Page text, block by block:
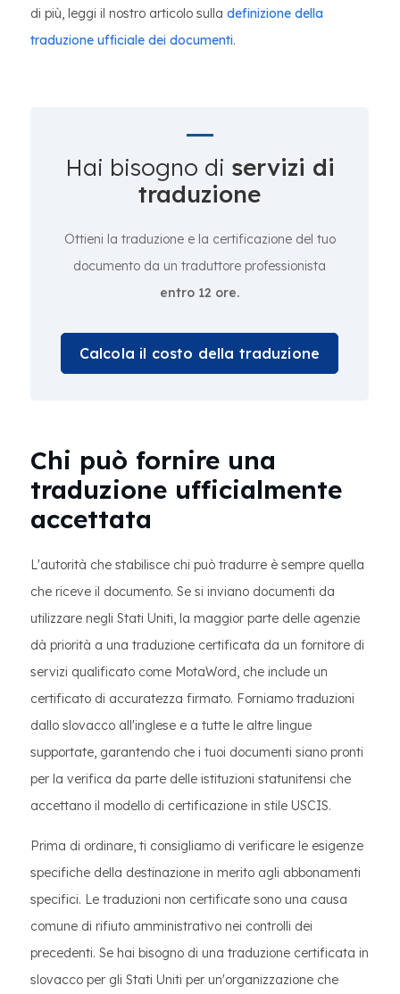
di più, leggi il nostro articolo sulla definizione della
traduzione ufficiale dei documenti.
Hai bisogno di servizi di
traduzione
Ottieni la traduzione e la certificazione del tuo
documento da un traduttore professionista
entro 12 ore.
Calcola il costo della traduzione
Chi può fornire una
traduzione ufficialmente
accettata
L'autorità che stabilisce chi può tradurre è sempre quella
che riceve il documento. Se si inviano documenti da
utilizzare negli Stati Uniti, la maggior parte delle agenzie
dà priorità a una traduzione certificata da un fornitore di
servizi qualificato come MotaWord, che include un
certificato di accuratezza firmato. Forniamo traduzioni
dallo slovacco all'inglese e a tutte le altre lingue
supportate, garantendo che i tuoi documenti siano pronti
per la verifica da parte delle istituzioni statunitensi che
accettano il modello di certificazione in stile USCIS.
Prima di ordinare, ti consigliamo di verificare le esigenze
specifiche della destinazione in merito agli abbonamenti
specifici. Le traduzioni non certificate sono una causa
comune di rifiuto amministrativo nei controlli dei
precedenti. Se hai bisogno di una traduzione certificata in
slovacco per gli Stati Uniti per un'organizzazione che